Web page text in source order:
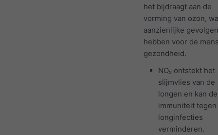
het bijdraagt aan de
vorming van ozon,
aanzienlijke
hebben voor de
gezondheid.
NO₂ ontstekt het
slijmvlies van de
longen en kan de
immuniteit tegen
longinfecties
verminderen.